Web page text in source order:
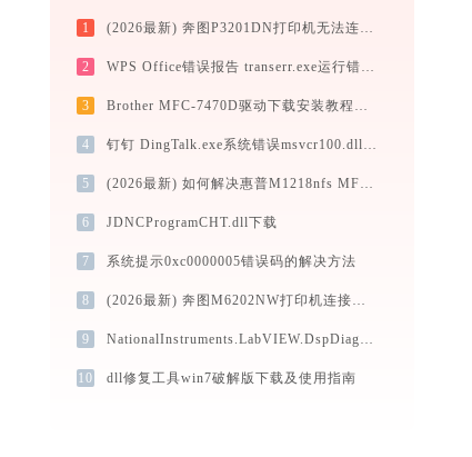
1 (2026最新) 奔图P3201DN打印机无法连接？解决方法 -金山毒霸
2 WPS Office错误报告 transerr.exe运行错误提示0xc000000d的解决办法
3 Brother MFC-7470D驱动下载安装教程（Win10/Win11）
4 钉钉 DingTalk.exe系统错误msvcr100.dll丢失如何解决
5 (2026最新) 如何解决惠普M1218nfs MFP打印机连接问题？-金山毒霸
6 JDNCProgramCHT.dll下载
7 系统提示0xc0000005错误码的解决方法
8 (2026最新) 奔图M6202NW打印机连接问题如何解决？-金山毒霸
9 NationalInstruments.LabVIEW.DspDiagram.SimulationSupport.dll下载
10 dll修复工具win7破解版下载及使用指南